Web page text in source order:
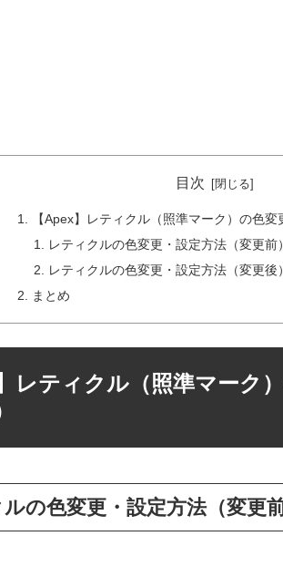
目次
【Apex】レティクル（照準マーク）の色変
レティクルの色変更・設定方法（変更前）
レティクルの色変更・設定方法（変更後）
まとめ
レティクル（照準マーク
の色変更・設定方法（変更前